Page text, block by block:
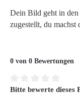
Dein Bild geht in
zugestellt, du machst
0 von 0 Bewertungen
Durchschnittliche
Bitte bewerte dieses